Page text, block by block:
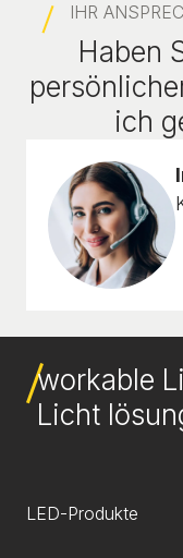
IHR
Haben
ich
workable
Licht
LED-Produkte